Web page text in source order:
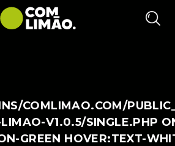
COMLIMAO.COM/
V1.0.5/SINGLE.PHP
GREEN HOVER:TEXT-